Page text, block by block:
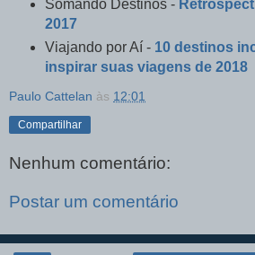
Somando Destinos -
2017
Viajando por Aí - 10 destinos
inspirar suas viagens de 2018
Paulo Cattelan às 12:01
Compartilhar
Nenhum comentário:
Postar um comentário